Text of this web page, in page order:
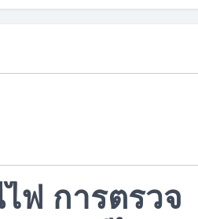
ฟ การตรวจ